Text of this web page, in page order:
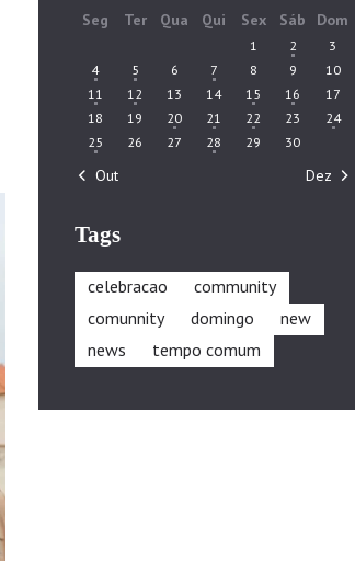
Seg Ter Qua Qui Sex Sáb Dom
1 2
3
4
5 6 7 8 9
10
11
12 13 14 15 16
17
18
19 20 21 22 23
24
25
26 27 28 29 30
« Out Dez »
Tags
celebracao
community
comunnity
domingo
new
news
tempo comum